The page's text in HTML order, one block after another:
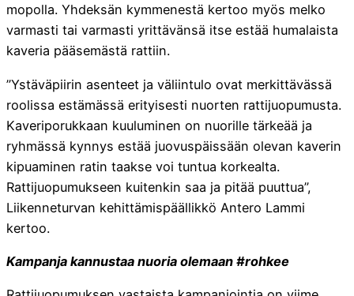
mopolla. Yhdeksän kymmenestä kertoo myös melko
varmasti tai varmasti yrittävänsä itse estää humalaista
kaveria pääsemästä rattiin.
”Ystäväpiirin asenteet ja väliintulo ovat merkittävässä
roolissa estämässä erityisesti nuorten rattijuopumusta.
Kaveriporukkaan kuuluminen on nuorille tärkeää ja
ryhmässä kynnys estää juovuspäissään olevan kaverin
kipuaminen ratin taakse voi tuntua korkealta.
Rattijuopumukseen kuitenkin saa ja pitää puuttua”,
Liikenneturvan kehittämispäällikkö Antero Lammi
kertoo.
Kampanja kannustaa nuoria olemaan #rohkee